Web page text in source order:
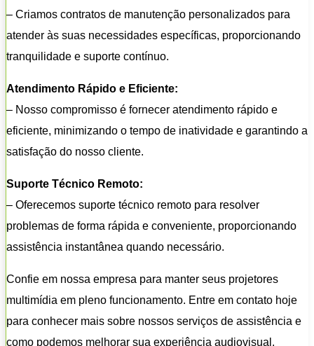
– Criamos contratos de manutenção personalizados para
atender às suas necessidades específicas, proporcionando
tranquilidade e suporte contínuo.
Atendimento Rápido e Eficiente:
– Nosso compromisso é fornecer atendimento rápido e
eficiente, minimizando o tempo de inatividade e garantindo a
satisfação do nosso cliente.
Suporte Técnico Remoto:
– Oferecemos suporte técnico remoto para resolver
problemas de forma rápida e conveniente, proporcionando
assistência instantânea quando necessário.
Confie em nossa empresa para manter seus projetores
multimídia em pleno funcionamento. Entre em contato hoje
para conhecer mais sobre nossos serviços de assistência e
como podemos melhorar sua experiência audiovisual.